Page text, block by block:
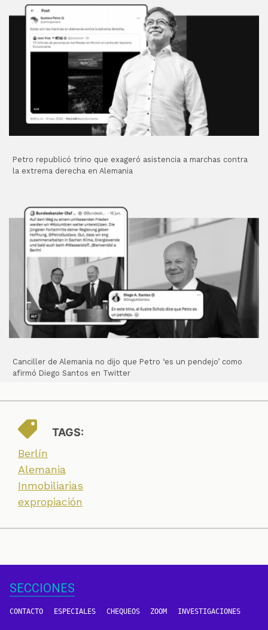
Petro republicó trino que exageró asistencia a marchas contra
la extrema derecha en Alemania
Canciller de Alemania no dijo que Petro ‘es un pendejo’ como
afirmó Diego Santos en Twitter
TAGS:
Berlín
Alemania
Inmobiliarias
expropiación
SECCIONES
CONTACTO ESPECIALES CHEQUEOS ZOOM INVESTIGACIONES